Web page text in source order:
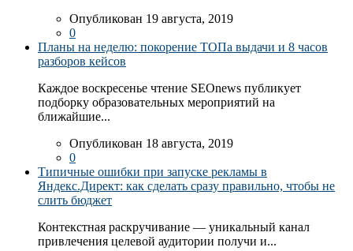
Опубликован 19 августа, 2019
0
Планы на неделю: покорение ТОПа выдачи и 8 часов
разборов кейсов
Каждое воскресенье чтение SEOnews публикует
подборку образовательных мероприятий на
ближайшие...
Опубликован 18 августа, 2019
0
Типичные ошибки при запуске рекламы в
Яндекс.Директ: как сделать сразу правильно, чтобы не
слить бюджет
Контекстная раскручивание — уникальный канал
привлечения целевой аудитории получи и...